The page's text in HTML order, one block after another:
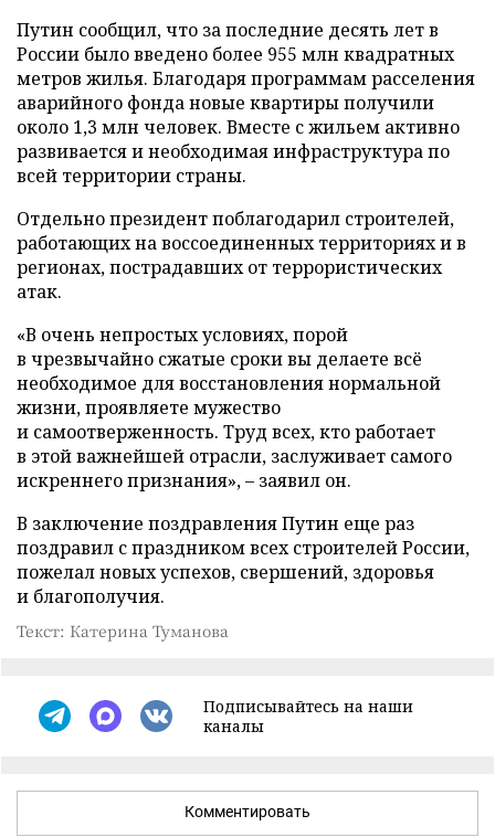
Путин сообщил, что за последние десять лет в
России было введено более 955 млн квадратных
метров жилья. Благодаря программам расселения
аварийного фонда новые квартиры получили
около 1,3 млн человек. Вместе с жильем активно
развивается и необходимая инфраструктура по
всей территории страны.
Отдельно президент поблагодарил строителей,
работающих на воссоединенных территориях и в
регионах, пострадавших от террористических
атак.
«В очень непростых условиях, порой
в чрезвычайно сжатые сроки вы делаете всё
необходимое для восстановления нормальной
жизни, проявляете мужество
и самоотверженность. Труд всех, кто работает
в этой важнейшей отрасли, заслуживает самого
искреннего признания», – заявил он.
В заключение поздравления Путин еще раз
поздравил с праздником всех строителей России,
пожелал новых успехов, свершений, здоровья
и благополучия.
Текст: Катерина Туманова
Подписывайтесь на наши
каналы
Комментировать